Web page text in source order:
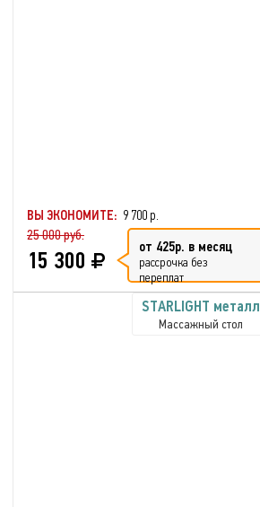
ВЫ ЭКОНОМИТЕ: 9 700 р.
25 000 руб.
15 300 от 425р. в месяц
рассрочка без
переплат
STARLIGHT металл
Массажный стол